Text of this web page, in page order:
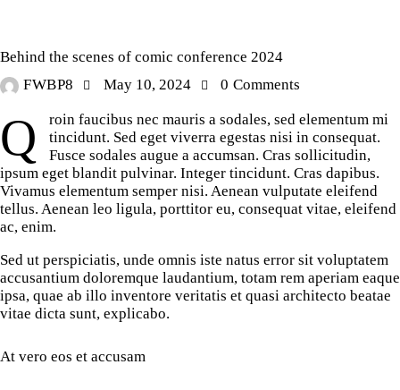
Behind the scenes of comic conference 2024
FWBP8
May 10, 2024 0 Comments
Qroin faucibus nec mauris a sodales, sed elementum mi
tincidunt. Sed eget viverra egestas nisi in consequat.
Fusce sodales augue a accumsan. Cras sollicitudin,
ipsum eget blandit pulvinar. Integer tincidunt. Cras dapibus.
Vivamus elementum semper nisi. Aenean vulputate eleifend
tellus. Aenean leo ligula, porttitor eu, consequat vitae, eleifend
ac, enim.
Sed ut perspiciatis, unde omnis iste natus error sit voluptatem
accusantium doloremque laudantium, totam rem aperiam eaque
ipsa, quae ab illo inventore veritatis et quasi architecto beatae
vitae dicta sunt, explicabo.
At vero eos et accusam